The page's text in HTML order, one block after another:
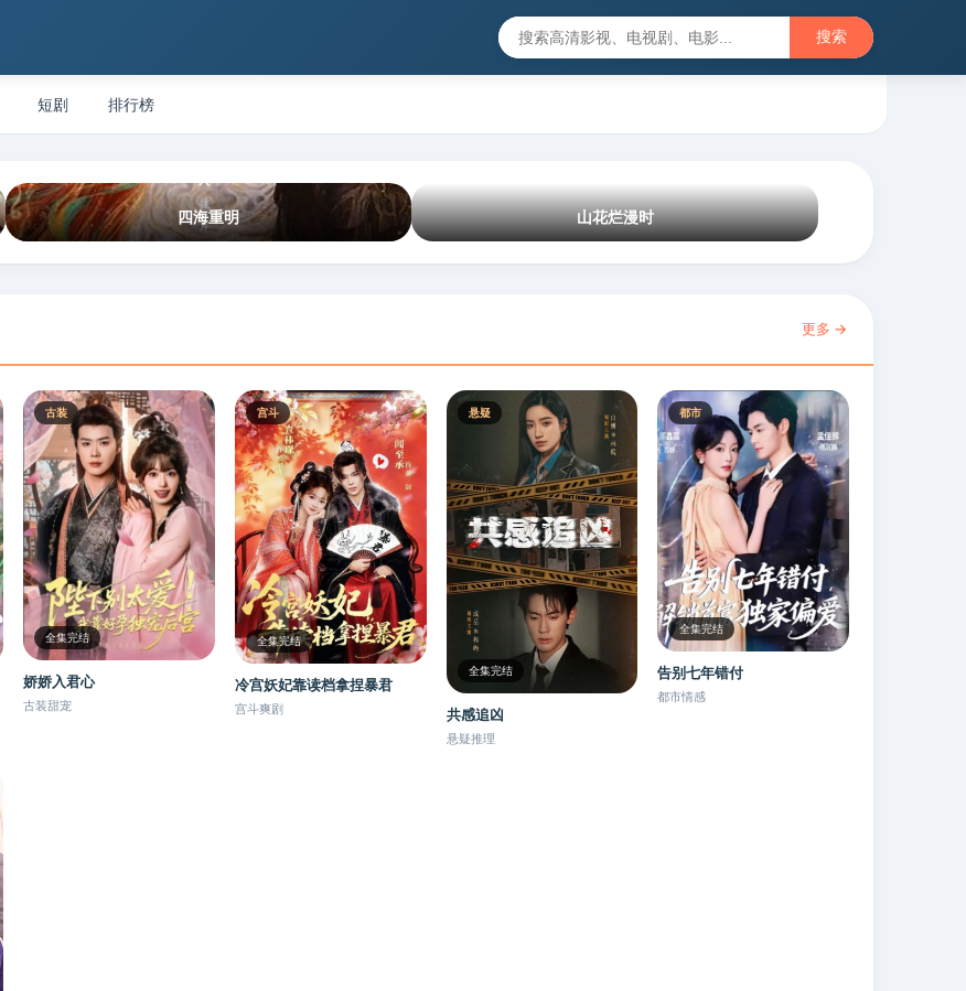
搜索
短剧 排行榜
四海重明 山花烂漫时
更多 →
古装
全集完结
娇娇入君心
古装甜宠
宫斗
全集完结
冷宫妖妃靠读档拿捏暴君
宫斗爽剧
悬疑
全集完结
共感追凶
悬疑推理
都市
全集完结
告别七年错付
都市情感